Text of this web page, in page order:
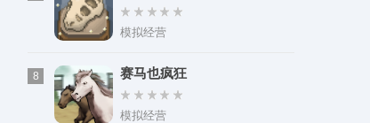
模拟经营
8 赛马也疯狂
模拟经营